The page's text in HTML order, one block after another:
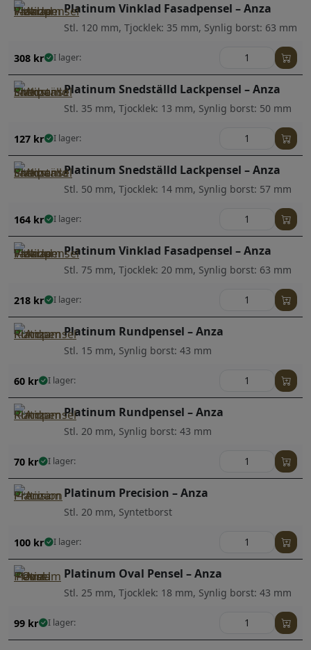
Platinum Vinklad Fasadpensel – Anza
Stl. 120 mm, Tjocklek: 35 mm, Synlig borst: 63 mm
308 kr I lager:
Platinum Snedställd Lackpensel – Anza
Stl. 35 mm, Tjocklek: 13 mm, Synlig borst: 50 mm
127 kr I lager:
Platinum Snedställd Lackpensel – Anza
Stl. 50 mm, Tjocklek: 14 mm, Synlig borst: 57 mm
164 kr I lager:
Platinum Vinklad Fasadpensel – Anza
Stl. 75 mm, Tjocklek: 20 mm, Synlig borst: 63 mm
218 kr I lager:
Platinum Rundpensel – Anza
Stl. 15 mm, Synlig borst: 43 mm
60 kr I lager:
Platinum Rundpensel – Anza
Stl. 20 mm, Synlig borst: 43 mm
70 kr I lager:
Platinum Precision – Anza
Stl. 20 mm, Syntetborst
100 kr I lager:
Platinum Oval Pensel – Anza
Stl. 25 mm, Tjocklek: 18 mm, Synlig borst: 43 mm
99 kr I lager: